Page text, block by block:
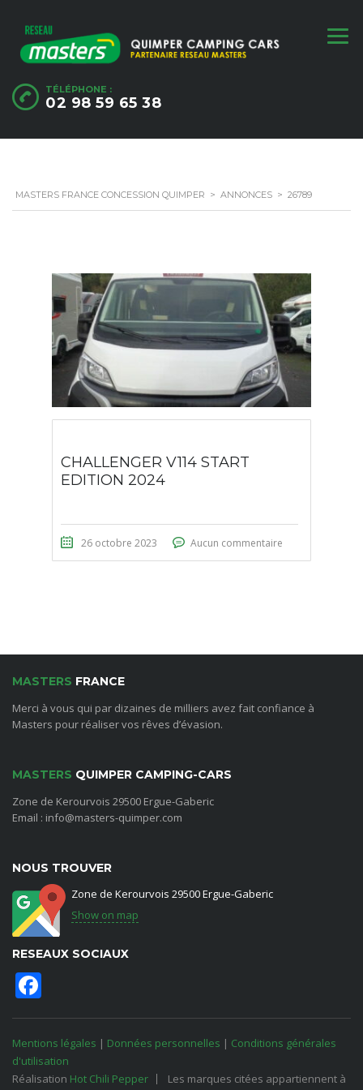
TÉLÉPHONE :
02 98 59 65 38
MASTERS FRANCE CONCESSION QUIMPER > ANNONCES > 26789
CHALLENGER V114 START
EDITION 2024
26 octobre 2023 Aucun commentaire
MASTERS FRANCE
Merci à vous qui par dizaines de milliers avez fait confiance à
Masters pour réaliser vos rêves d’évasion.
MASTERS QUIMPER CAMPING-CARS
Zone de Kerourvois 29500 Ergue-Gaberic
Email : info@masters-quimper.com
NOUS TROUVER
Zone de Kerourvois 29500 Ergue-Gaberic
Show on map
RESEAUX SOCIAUX
Mentions légales | Données personnelles | Conditions générales
d'utilisation
Réalisation Hot Chili Pepper
Les marques citées appartiennent à